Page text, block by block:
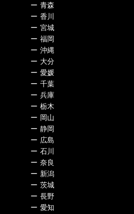
ー 青森
ー 香川
ー 宮城
ー 福岡
ー 沖縄
ー 大分
ー 愛媛
ー 千葉
ー 兵庫
ー 栃木
ー 岡山
ー 静岡
ー 広島
ー 石川
ー 奈良
ー 新潟
ー 茨城
ー 長野
ー 愛知